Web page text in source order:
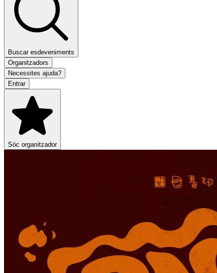
Buscar esdeveniments
Organitzadors
Necessites ajuda?
Entrar
Sóc organitzador